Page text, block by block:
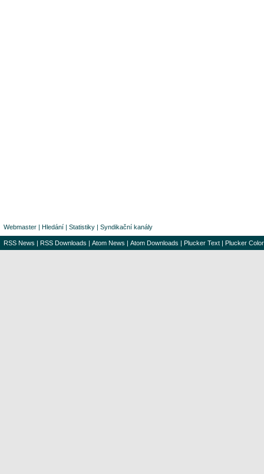
Webmaster | Hledání | Statistiky | Syndikační kanály
RSS News | RSS Downloads | Atom News | Atom Downloads | Plucker Text | Plucker Color